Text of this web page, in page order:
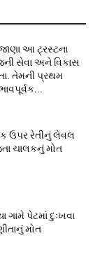
આ ટ્રસ્ટના
સેવા અને વિકાસ
તેમની પ્રથમ
ઉપર રેતીનું લેવલ
ચાલકનું મોત
ગામે પેટમાં દુઃખવા
મોત